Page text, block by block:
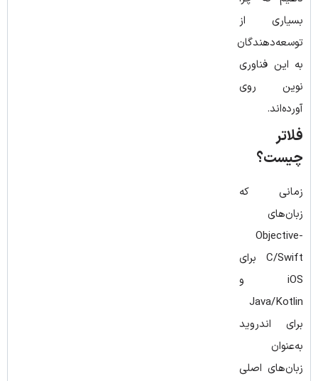
بسیاری از
توسعه‌دهندگان
به این فناوری
نوین روی
آورده‌اند.
فلاتر
چیست؟
زمانی که
زبان‌های
Objective-
C/Swift برای
iOS و
Java/Kotlin
برای اندروید
به‌عنوان
زبان‌های اصلی